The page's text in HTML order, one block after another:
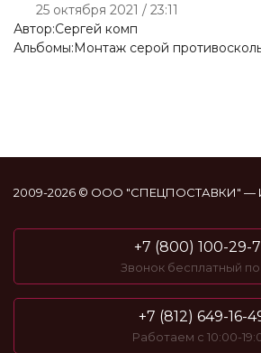
25 октября 2021 / 23:11
Автор:Сергей комп
Альбомы:Монтаж серой
2009-2026 © ООО "СПЕЦПОСТАВКИ" —
+7 (800) 100-29-
Звонок бесплатный
+7 (812) 649-16-
Работаем с 10:00-